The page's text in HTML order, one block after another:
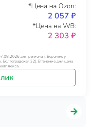
*Цена на Ozon:
2 057 ₽
*Цена на WB:
2 303 ₽
для региона г. Воронеж у
32). В течение дня цена